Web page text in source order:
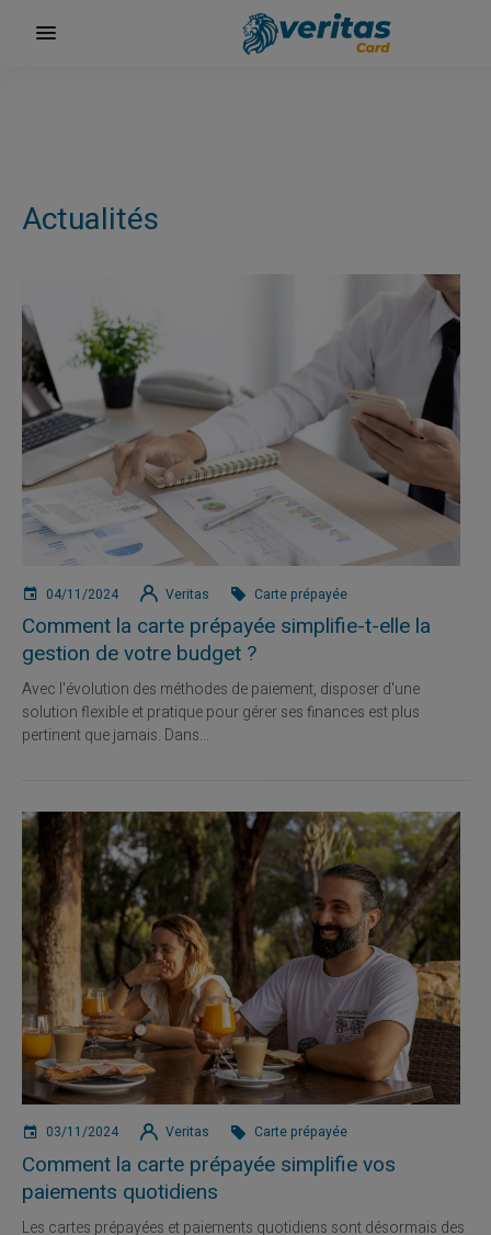
Actualités
04/11/2024 Veritas Carte prépayée
Comment la carte prépayée simplifie-t-elle la
gestion de votre budget ?
Avec l'évolution des méthodes de paiement, disposer d'une
solution flexible et pratique pour gérer ses finances est plus
pertinent que jamais. Dans...
03/11/2024 Veritas Carte prépayée
Comment la carte prépayée simplifie vos
paiements quotidiens
Les cartes prépayées et paiements quotidiens sont désormais des